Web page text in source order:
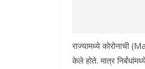
राज्यामध्ये कोरोनाची
केले होते. मात्र